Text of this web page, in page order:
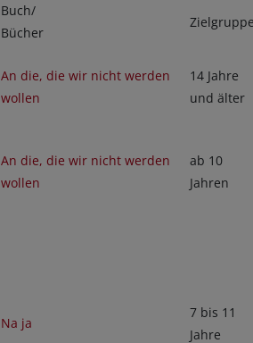
Buch/
Bücher
An die, die wir nicht werden
wollen
14 Jahre
und älter
An die, die wir nicht werden
wollen
ab 10
Jahren
Na ja
7 bis 11
Jahre